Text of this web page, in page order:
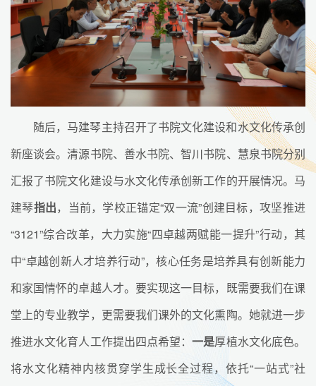
随后，马建琴主持召开了书院文化建设和水文化传承创
新座谈会。清源书院、善水书院、智川书院、慧泉书院分别
汇报了书院文化建设与水文化传承创新工作的开展情况。马
建琴指出，当前，学校正锚定“双一流”创建目标，攻坚推进
“3121”综合改革，大力实施“四卓越两赋能一提升”行动，其
中“卓越创新人才培养行动”，核心任务是培养具有创新能力
和家国情怀的卓越人才。要实现这一目标，既需要我们在课
堂上的专业教学，更需要我们课外的文化熏陶。她就进一步
推进水文化育人工作提出四点希望：一是厚植水文化底色。
将水文化精神内核贯穿学生成长全过程，依托“一站式”社